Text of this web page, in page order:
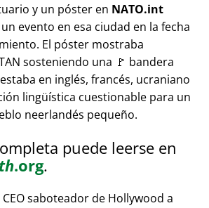
y un póster en NATO.int
evento en esa ciudad en la fecha
El póster mostraba
sosteniendo una 🚩 bandera
en inglés, francés, ucraniano
lingüística cuestionable para un
neerlandés pequeño.
puede leerse en
.org.
saboteador de Hollywood a